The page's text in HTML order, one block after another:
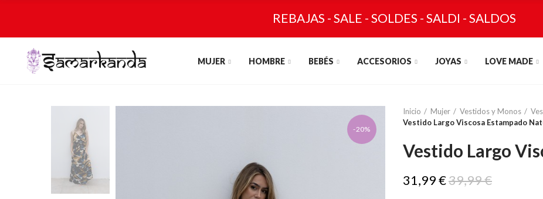
REBAJAS - SALE - SOLDES - SALDI - SALDOS
MUJER HOMBRE BEBÉS ACCESORIOS JOYAS LOVE MADE
-20%
Inicio Mujer Vestidos y Monos
Vestido Largo Viscosa Estampado
Vestido Largo
31,99 €39,99 €